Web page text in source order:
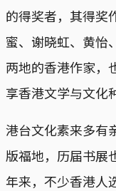
的得奖者，其得
蜜、谢晓虹、黄怡
两地的香港作家，
享香港文学与文化
港台文化素来多有
版福地，历届书展
年来，不少香港人